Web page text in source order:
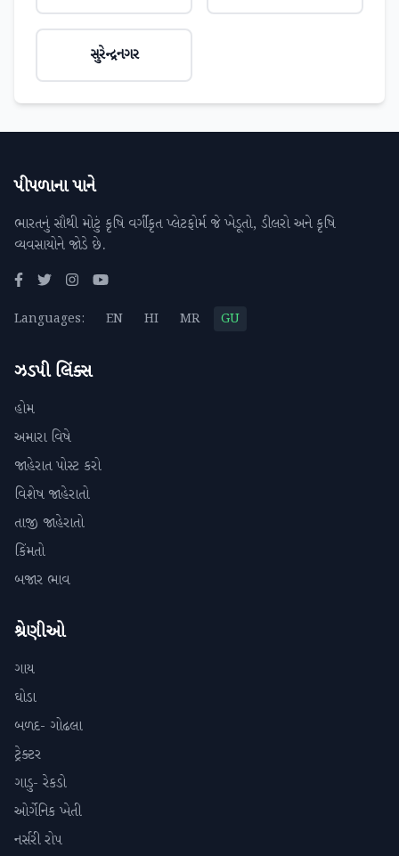
સુરેન્દ્રનગર
પીપળાના પાને
ભારતનું સૌથી મોટું કૃષિ વર્ગીકૃત પ્લેટફોર્મ જે ખેડૂતો, ડીલરો અને કૃષિ
વ્યવસાયોને જોડે છે.
Languages: EN HI MR GU
ઝડપી લિંક્સ
હોમ
અમારા વિષે
જાહેરાત પોસ્ટ કરો
વિશેષ જાહેરાતો
તાજી જાહેરાતો
કિંમતો
બજાર ભાવ
શ્રેણીઓ
ગાય
ઘોડા
બળદ- ગોઢલા
ટ્રેક્ટર
ગાડુ- રેકડો
ઓર્ગેનિક ખેતી
નર્સરી રોપ